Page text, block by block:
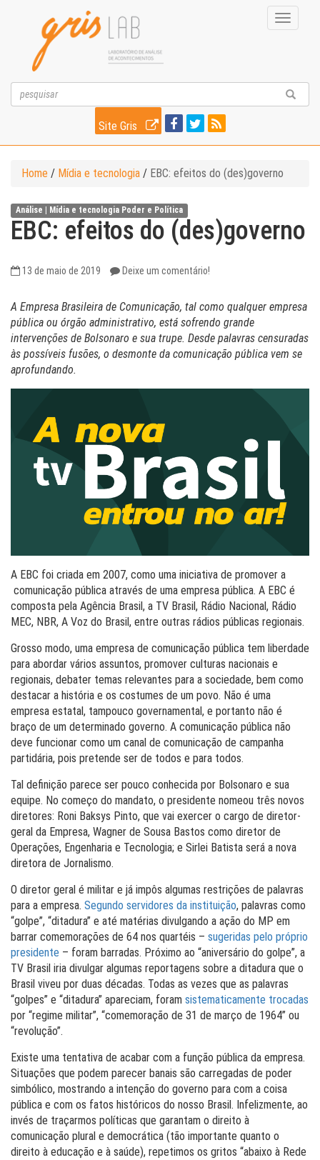
Toggle
Site Gris
Home / Mídia e tecnologia / EBC: efeitos do (des)governo
Análise | Mídia e tecnologia Poder e Política
EBC: efeitos do (des)governo
13 de maio de 2019 Deixe um comentário!
A Empresa Brasileira de Comunicação, tal como qualquer empresa
pública ou órgão administrativo, está sofrendo grande
intervenções de Bolsonaro e sua trupe. Desde palavras censuradas
às possíveis fusões, o desmonte da comunicação pública vem se
aprofundando.
A EBC foi criada em 2007, como uma iniciativa de promover a
comunicação pública através de uma empresa pública. A EBC é
composta pela Agência Brasil, a TV Brasil, Rádio Nacional, Rádio
MEC, NBR, A Voz do Brasil, entre outras rádios públicas regionais.
Grosso modo, uma empresa de comunicação pública tem liberdade
para abordar vários assuntos, promover culturas nacionais e
regionais, debater temas relevantes para a sociedade, bem como
destacar a história e os costumes de um povo. Não é uma
empresa estatal, tampouco governamental, e portanto não é
braço de um determinado governo. A comunicação pública não
deve funcionar como um canal de comunicação de campanha
partidária, pois pretende ser de todos e para todos.
Tal definição parece ser pouco conhecida por Bolsonaro e sua
equipe. No começo do mandato, o presidente nomeou três novos
diretores: Roni Baksys Pinto, que vai exercer o cargo de diretor-
geral da Empresa, Wagner de Sousa Bastos como diretor de
Operações, Engenharia e Tecnologia; e Sirlei Batista será a nova
diretora de Jornalismo.
O diretor geral é militar e já impôs algumas restrições de palavras
para a empresa. Segundo servidores da instituição, palavras como
“golpe”, “ditadura” e até matérias divulgando a ação do MP em
barrar comemorações de 64 nos quartéis – sugeridas pelo próprio
presidente – foram barradas. Próximo ao “aniversário do golpe”, a
TV Brasil iria divulgar algumas reportagens sobre a ditadura que o
Brasil viveu por duas décadas. Todas as vezes que as palavras
“golpes” e “ditadura” apareciam, foram sistematicamente trocadas
por “regime militar”, “comemoração de 31 de março de 1964” ou
“revolução”.
Existe uma tentativa de acabar com a função pública da empresa.
Situações que podem parecer banais são carregadas de poder
simbólico, mostrando a intenção do governo para com a coisa
pública e com os fatos históricos do nosso Brasil. Infelizmente, ao
invés de traçarmos políticas que garantam o direito à
comunicação plural e democrática (tão importante quanto o
direito à educação e à saúde), repetimos os gritos “abaixo à Rede